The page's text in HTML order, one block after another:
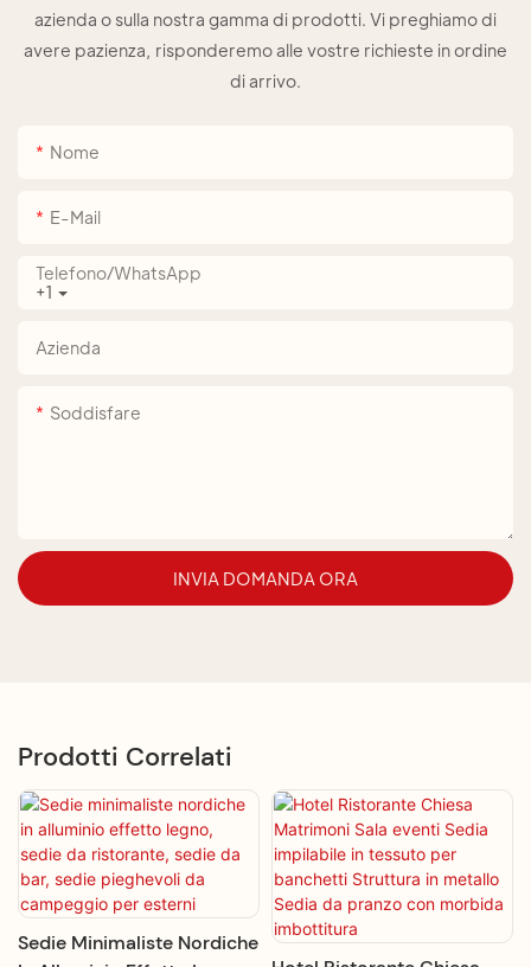
azienda o sulla nostra gamma di prodotti. Vi preghiamo di
avere pazienza, risponderemo alle vostre richieste in ordine
di arrivo.
Nome
E-Mail
+1
Telefono/WhatsApp
Azienda
Soddisfare
INVIA DOMANDA ORA
Prodotti Correlati
Sedie Minimaliste Nordiche